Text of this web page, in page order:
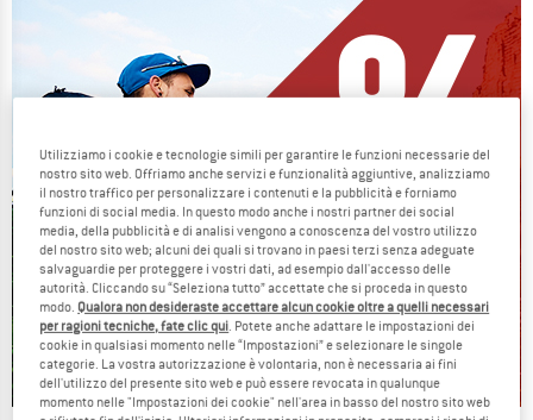
Utilizziamo i cookie e tecnologie simili per garantire le funzioni necessarie del
nostro sito web. Offriamo anche servizi e funzionalità aggiuntive, analizziamo
il nostro traffico per personalizzare i contenuti e la pubblicità e forniamo
funzioni di social media. In questo modo anche i nostri partner dei social
media, della pubblicità e di analisi vengono a conoscenza del vostro utilizzo
del nostro sito web; alcuni dei quali si trovano in paesi terzi senza adeguate
salvaguardie per proteggere i vostri dati, ad esempio dall'accesso delle
autorità. Cliccando su “Seleziona tutto” accettate che si proceda in questo
modo. Qualora non desideraste accettare alcun cookie oltre a quelli necessari
per ragioni tecniche, fate clic qui . Potete anche adattare le impostazioni dei
cookie in qualsiasi momento nelle “Impostazioni” e selezionare le singole
categorie. La vostra autorizzazione è volontaria, non è necessaria ai fini
dell'utilizzo del presente sito web e può essere revocata in qualunque
momento nelle "Impostazioni dei cookie" nell'area in basso del nostro sito web